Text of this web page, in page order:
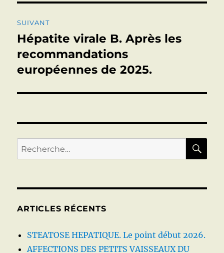
SUIVANT
Publication
suivante :
Hépatite virale B. Après les
recommandations
européennes de 2025.
Recherche
pour :
ARTICLES RÉCENTS
STEATOSE HEPATIQUE. Le point début 2026.
AFFECTIONS DES PETITS VAISSEAUX DU